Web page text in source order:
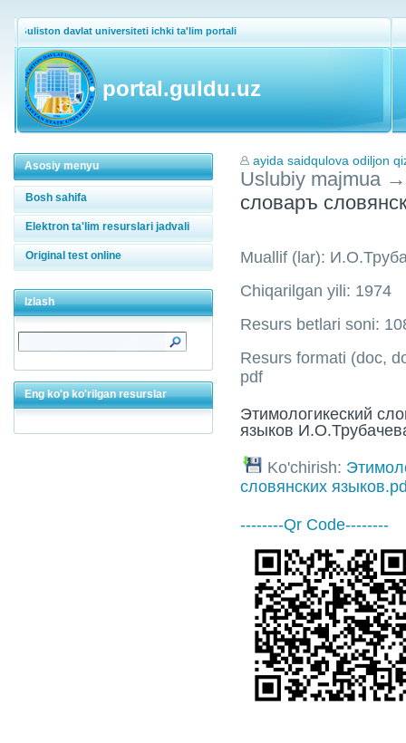
Guliston davlat universiteti ichki ta'lim portali
portal.guldu.uz
Asosiy menyu
Bosh sahifa
Elektron ta'lim resurslari jadvali
Original test online
Izlash
Eng ko'p ko'rilgan resurslar
ayida saidqulova odiljon
Uslubiy majmua →
словаръ
Muallif (lar):
Chiqarilgan yili: 1974
Resurs betlari soni:
Resurs formati (doc,
pdf
Этимологикеский
языков
Ko'chirish:
словянских
--------Qr Code--------